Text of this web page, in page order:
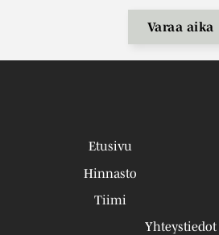
Varaa aika
Etusivu
Hinnasto
Tiimi
Yhteystiedot